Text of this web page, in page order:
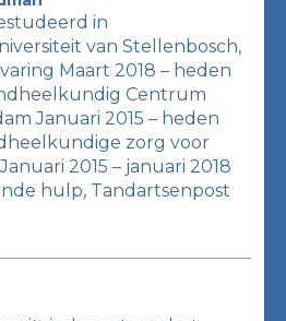
in
van Stellenbosch,
Maart 2018 – heden
Centrum
Januari 2015 – heden
zorg voor
2015 – januari 2018
hulp, Tandartsenpost